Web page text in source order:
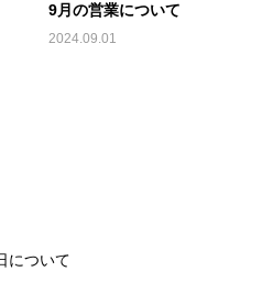
9月の営業について
2024.09.01
について